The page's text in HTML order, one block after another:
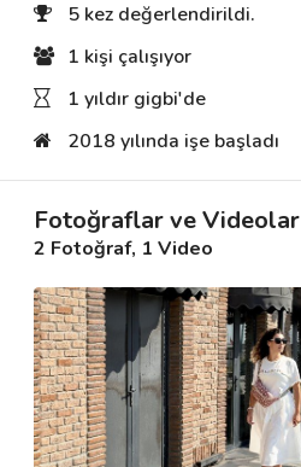
Blog
5 kez değerlendirildi.
1 kişi çalışıyor
1 yıldır gigbi'de
2018 yılında işe başladı
Fotoğraflar ve Videolar
2 Fotoğraf, 1 Video